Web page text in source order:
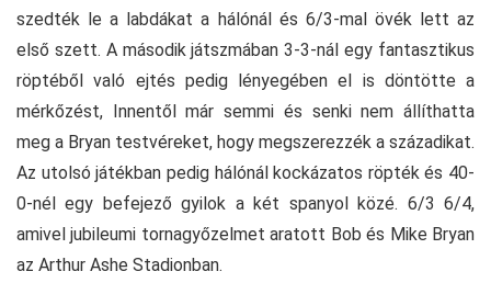
szedték le a labdákat a hálónál és 6/3-mal övék lett az
első szett. A második játszmában 3-3-nál egy fantasztikus
röptéből való ejtés pedig lényegében el is döntötte a
mérkőzést, Innentől már semmi és senki nem állíthatta
meg a Bryan testvéreket, hogy megszerezzék a századikat.
Az utolsó játékban pedig hálónál kockázatos röpték és 40-
0-nél egy befejező gyilok a két spanyol közé. 6/3 6/4,
amivel jubileumi tornagyőzelmet aratott Bob és Mike Bryan
az Arthur Ashe Stadionban.